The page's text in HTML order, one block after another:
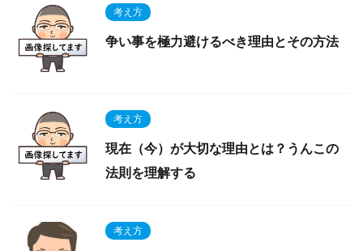
考え方
争い事を極力避けるべき理由とその方法
考え方
現在（今）が大切な理由とは？うんこの
法則を理解する
考え方